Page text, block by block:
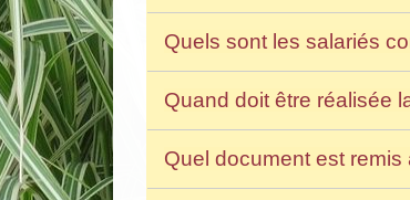
Quels sont les salariés
Quand doit être réalisée
Quel document est